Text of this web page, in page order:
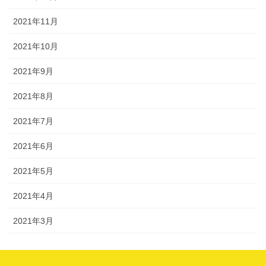
2021年11月
2021年10月
2021年9月
2021年8月
2021年7月
2021年6月
2021年5月
2021年4月
2021年3月